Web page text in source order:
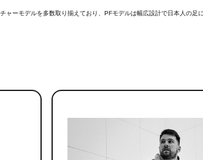
ーモデルを多数取り揃えており、PFモデルは幅広設計で日本人の足